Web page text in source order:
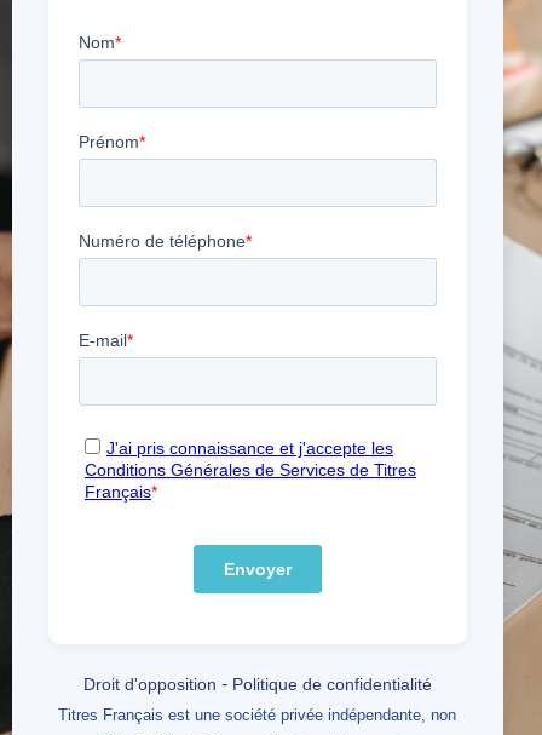
Droit d'opposition - Politique de confidentialité
Titres Français est une société privée indépendante, non